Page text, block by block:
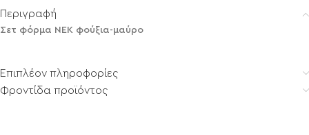
Περιγραφή
Σετ φόρμα ΝΕΚ φούξια-μαύρο
Επιπλέον πληροφορίες
Φροντίδα προϊόντος